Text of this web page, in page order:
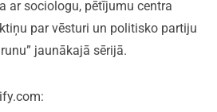
ar sociologu, pētījumu centra
par vēsturi un politisko partiju
jaunākajā sērijā.